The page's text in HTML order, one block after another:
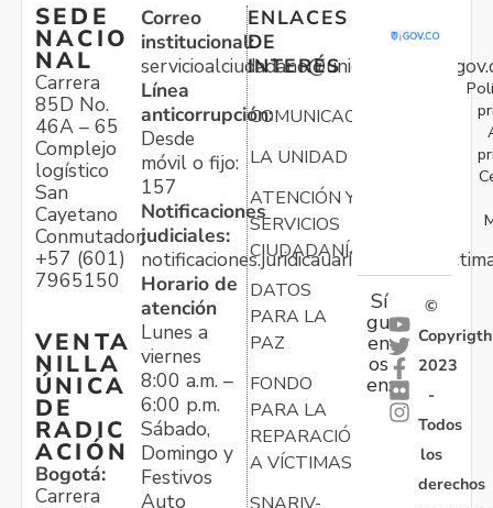
SEDE
NACIO
NAL
Carrera
85D No.
46A – 65
Complejo
logístico
San
Cayetano
Conmutador:
+57 (601)
7965150
VENTA
NILLA
ÚNICA
DE
RADIC
ACIÓN
Bogotá:
Carrera
Correo
institucional:
Línea
anticorrupción:
Desde
móvil o fijo:
157
Notificaciones
judiciales:
Horario de
atención
Lunes a
viernes
8:00 a.m. –
6:00 p.m.
Sábado,
Domingo y
Festivos
Auto
ENLACES
DE
INTERÉS
COMUNICACIONES
LA UNIDAD
ATENCIÓN Y
SERVICIOS
CIUDADANÍA
DATOS
PARA LA
PAZ
FONDO
PARA LA
REPARACIÓN
A VÍCTIMAS
Sí
gu
en
os
en:
©
Copyrigth
2023
-
Todos
los
derechos